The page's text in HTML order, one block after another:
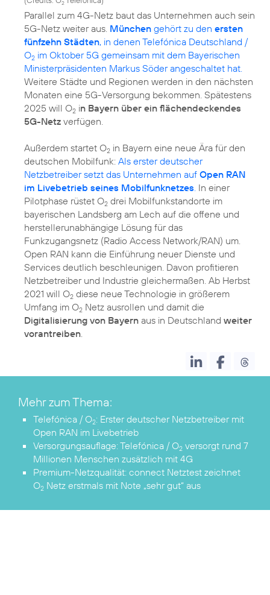
2
Parallel zum 4G-Netz baut das Unternehmen auch sein
5G-Netz weiter aus. München gehört zu den ersten
fünfzehn Städten, in denen Telefónica Deutschland /
O2 im Oktober 5G gemeinsam mit dem Bayerischen
Ministerpräsidenten Markus Söder angeschaltet hat.
Weitere Städte und Regionen werden in den nächsten
Monaten eine 5G-Versorgung bekommen. Spätestens
2025 will O2 in Bayern über ein flächendeckendes
5G-Netz verfügen.
Außerdem startet O2 in Bayern eine neue Ära für den
deutschen Mobilfunk: Als erster deutscher
Netzbetreiber setzt das Unternehmen auf Open RAN
im Livebetrieb seines Mobilfunknetzes. In einer
Pilotphase rüstet O2 drei Mobilfunkstandorte im
bayerischen Landsberg am Lech auf die offene und
herstellerunabhängige Lösung für das
Funkzugangsnetz (Radio Access Network/RAN) um.
Open RAN kann die Einführung neuer Dienste und
Services deutlich beschleunigen. Davon profitieren
Netzbetreiber und Industrie gleichermaßen. Ab Herbst
2021 will O2 diese neue Technologie in größerem
Umfang im O2 Netz ausrollen und damit die
Digitalisierung von Bayern aus in Deutschland weiter
vorantreiben
Mehr zum Thema:
Telefónica / O2: Erster deutscher Netzbetreiber mit
Open RAN im Livebetrieb
Versorgungsauflage: Telefónica / O2 versorgt rund 7
Millionen Menschen zusätzlich mit 4G
Premium-Netzqualität: connect Netztest zeichnet
O2 Netz erstmals mit Note „sehr gut“ aus